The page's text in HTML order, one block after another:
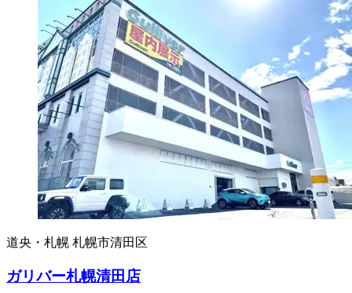
道央・札幌 札幌市清田区
ガリバー札幌清田店